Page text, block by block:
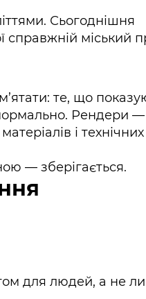
Сьогоднішня
міський
те, що
нормально. Рендери
і технічних
— зберігається.
для людей, а не